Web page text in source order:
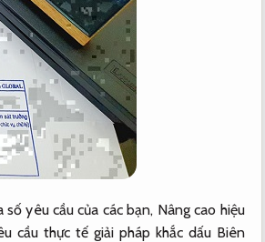
yêu cầu của các bạn, Nâng cao hiệu
cầu thực tế giải pháp khắc dấu Biên